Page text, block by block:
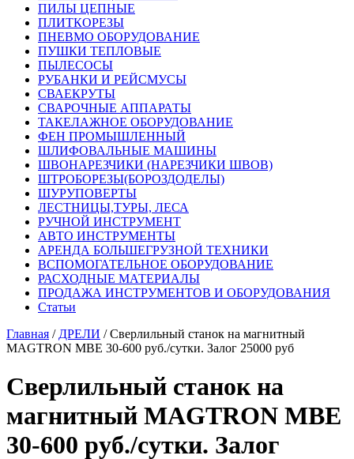
ПИЛЫ ЦЕПНЫЕ
ПЛИТКОРЕЗЫ
ПНЕВМО ОБОРУДОВАНИЕ
ПУШКИ ТЕПЛОВЫЕ
ПЫЛЕСОСЫ
РУБАНКИ И РЕЙСМУСЫ
СВАЕКРУТЫ
СВАРОЧНЫЕ АППАРАТЫ
ТАКЕЛАЖНОЕ ОБОРУДОВАНИЕ
ФЕН ПРОМЫШЛЕННЫЙ
ШЛИФОВАЛЬНЫЕ МАШИНЫ
ШВОНАРЕЗЧИКИ (НАРЕЗЧИКИ ШВОВ)
ШТРОБОРЕЗЫ(БОРОЗДОДЕЛЫ)
ШУРУПОВЕРТЫ
ЛЕСТНИЦЫ,ТУРЫ, ЛЕСА
РУЧНОЙ ИНСТРУМЕНТ
АВТО ИНСТРУМЕНТЫ
АРЕНДА БОЛЬШЕГРУЗНОЙ ТЕХНИКИ
ВСПОМОГАТЕЛЬНОЕ ОБОРУДОВАНИЕ
РАСХОДНЫЕ МАТЕРИАЛЫ
ПРОДАЖА ИНСТРУМЕНТОВ И ОБОРУДОВАНИЯ
Статьи
Главная / ДРЕЛИ / Сверлильный станок на магнитный
MAGTRON MBE 30-600 руб./сутки. Залог 25000 руб
Сверлильный станок на
магнитный MAGTRON MBE
30-600 руб./сутки. Залог